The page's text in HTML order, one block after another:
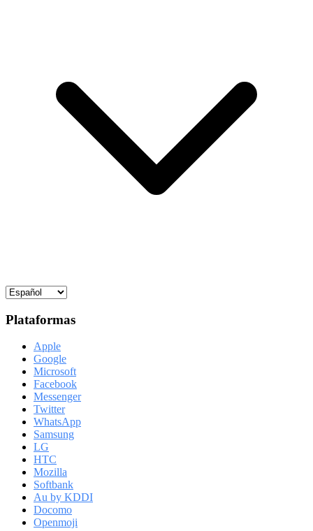
Plataformas
Apple
Google
Microsoft
Facebook
Messenger
Twitter
WhatsApp
Samsung
LG
HTC
Mozilla
Softbank
Au by KDDI
Docomo
Openmoji